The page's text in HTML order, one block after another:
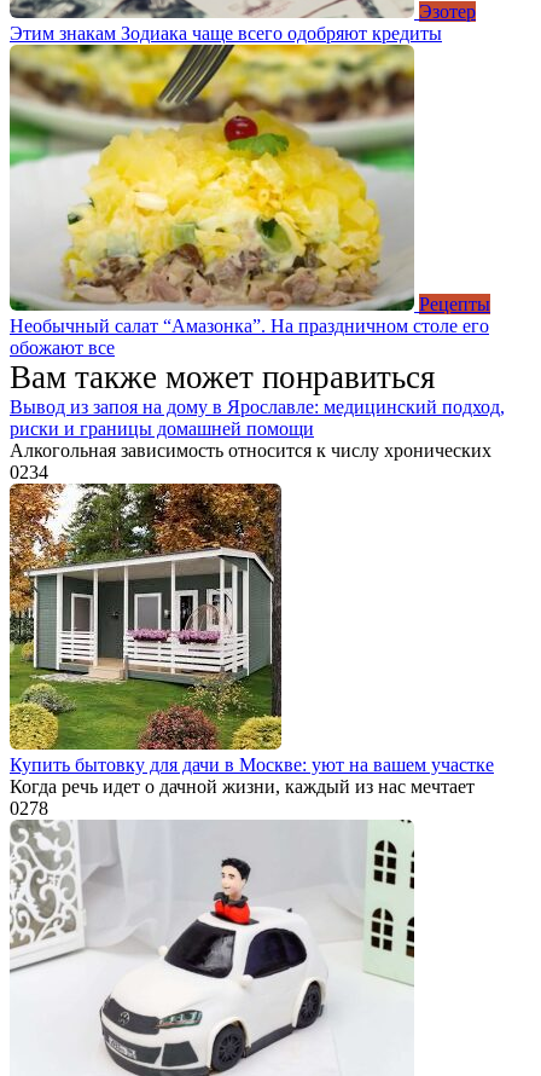
Эзотер
Этим знакам Зодиака чаще всего одобряют кредиты
Рецепты
Необычный салат “Амазонка”. На праздничном столе его
обожают все
Вам также может понравиться
Вывод из запоя на дому в Ярославле: медицинский подход,
риски и границы домашней помощи
Алкогольная зависимость относится к числу хронических
0234
Купить бытовку для дачи в Москве: уют на вашем участке
Когда речь идет о дачной жизни, каждый из нас мечтает
0278